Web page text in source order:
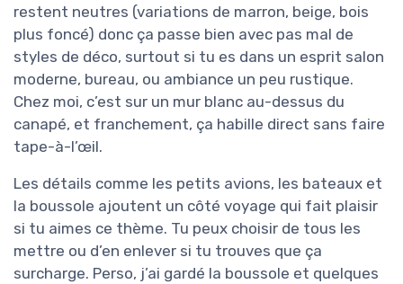
restent neutres (variations de marron, beige, bois
plus foncé) donc ça passe bien avec pas mal de
styles de déco, surtout si tu es dans un esprit salon
moderne, bureau, ou ambiance un peu rustique.
Chez moi, c’est sur un mur blanc au-dessus du
canapé, et franchement, ça habille direct sans faire
tape-à-l’œil.
Les détails comme les petits avions, les bateaux et
la boussole ajoutent un côté voyage qui fait plaisir
si tu aimes ce thème. Tu peux choisir de tous les
mettre ou d’en enlever si tu trouves que ça
surcharge. Perso, j’ai gardé la boussole et quelques